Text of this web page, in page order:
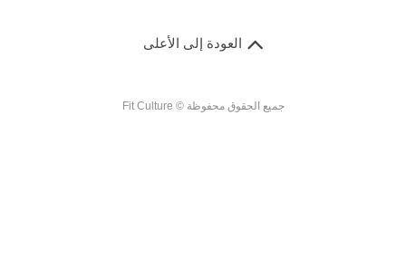
العودة إلى الأعلى
جميع الحقوق محفوظة © Fit Culture